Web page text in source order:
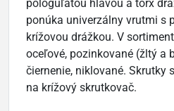
pologuľatou hlavou a torx
ponúka univerzálny vrutmi s
krížovou drážkou. V
oceľové, pozinkované (žltý a
čiernenie, niklované. Skrutky
na krížový skrutkovač.